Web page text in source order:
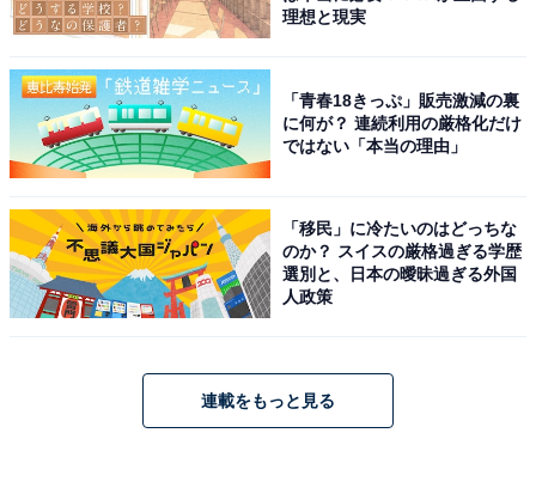
理想と現実
「青春18きっぷ」販売激減の裏
に何が？ 連続利用の厳格化だけ
ではない「本当の理由」
「移民」に冷たいのはどっちな
のか？ スイスの厳格過ぎる学歴
選別と、日本の曖昧過ぎる外国
人政策
連載をもっと見る